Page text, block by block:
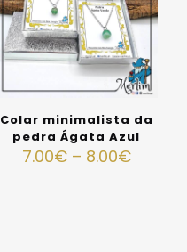
Colar minimalista da
pedra Ágata Azul
7.00€ – 8.00€